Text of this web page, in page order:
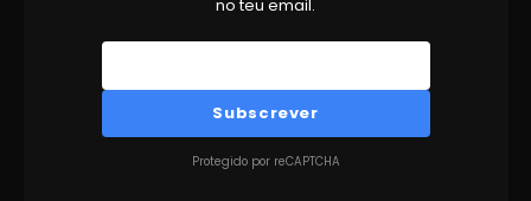
no teu email.
Subscrever
Protegido por reCAPTCHA